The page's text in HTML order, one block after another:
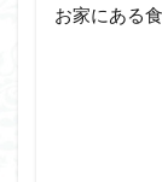
お家にある